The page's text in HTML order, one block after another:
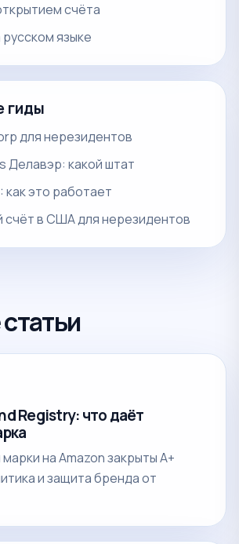
счёта
языке
гиды
для нерезидентов
Делавэр: какой штат
как это работает
счёт в США для нерезидентов
Registry: что даёт
на Amazon закрыты A+
и защита бренда от